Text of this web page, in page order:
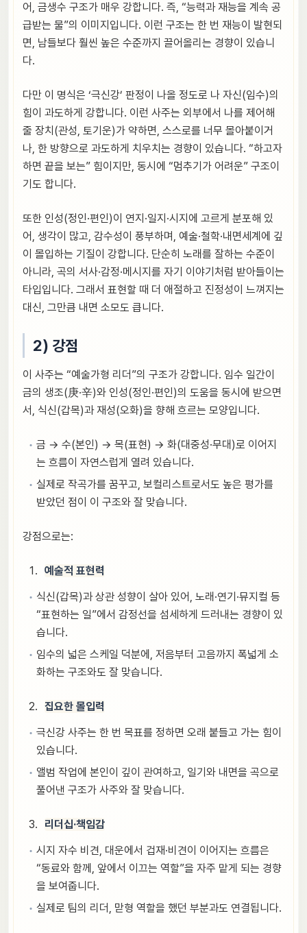
어, 금생수 구조가 매우 강합니다. 즉, “능력과 재능을 계속 공
급받는 물”의 이미지입니다. 이런 구조는 한 번 재능이 발현되
면, 남들보다 훨씬 높은 수준까지 끌어올리는 경향이 있습니
다.
다만 이 명식은 ‘극신강’ 판정이 나올 정도로 나 자신(임수)의
힘이 과도하게 강합니다. 이런 사주는 외부에서 나를 제어해
줄 장치(관성, 토기운)가 약하면, 스스로를 너무 몰아붙이거
나, 한 방향으로 과도하게 치우치는 경향이 있습니다. “하고자
하면 끝을 보는” 힘이지만, 동시에 “멈추기가 어려운” 구조이
기도 합니다.
또한 인성(정인·편인)이 연지·일지·시지에 고르게 분포해 있
어, 생각이 많고, 감수성이 풍부하며, 예술·철학·내면세계에 깊
이 몰입하는 기질이 강합니다. 단순히 노래를 잘하는 수준이
아니라, 곡의 서사·감정·메시지를 자기 이야기처럼 받아들이는
타입입니다. 그래서 표현할 때 더 애절하고 진정성이 느껴지는
대신, 그만큼 내면 소모도 큽니다.
2) 강점
이 사주는 “예술가형 리더”의 구조가 강합니다. 임수 일간이
금의 생조(庚·辛)와 인성(정인·편인)의 도움을 동시에 받으면
서, 식신(갑목)과 재성(오화)을 향해 흐르는 모양입니다.
금 → 수(본인) → 목(표현) → 화(대중성·무대)로 이어지
는 흐름이 자연스럽게 열려 있습니다.
실제로 작곡가를 꿈꾸고, 보컬리스트로서도 높은 평가를
받았던 점이 이 구조와 잘 맞습니다.
강점으로는:
예술적 표현력
식신(갑목)과 상관 성향이 살아 있어, 노래·연기·뮤지컬 등
“표현하는 일”에서 감정선을 섬세하게 드러내는 경향이 있
습니다.
임수의 넓은 스케일 덕분에, 저음부터 고음까지 폭넓게 소
화하는 구조와도 잘 맞습니다.
집요한 몰입력
극신강 사주는 한 번 목표를 정하면 오래 붙들고 가는 힘이
있습니다.
앨범 작업에 본인이 깊이 관여하고, 일기와 내면을 곡으로
풀어낸 구조가 사주와 잘 맞습니다.
리더십·책임감
시지 자수 비견, 대운에서 겁재·비견이 이어지는 흐름은
“동료와 함께, 앞에서 이끄는 역할”을 자주 맡게 되는 경향
을 보여줍니다.
실제로 팀의 리더, 맏형 역할을 했던 부분과도 연결됩니다.